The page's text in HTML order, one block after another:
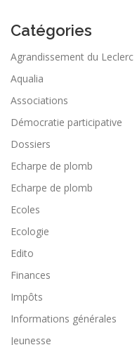
Catégories
Agrandissement du Leclerc
Aqualia
Associations
Démocratie participative
Dossiers
Echarpe de plomb
Echarpe de plomb
Ecoles
Ecologie
Edito
Finances
Impôts
Informations générales
Jeunesse